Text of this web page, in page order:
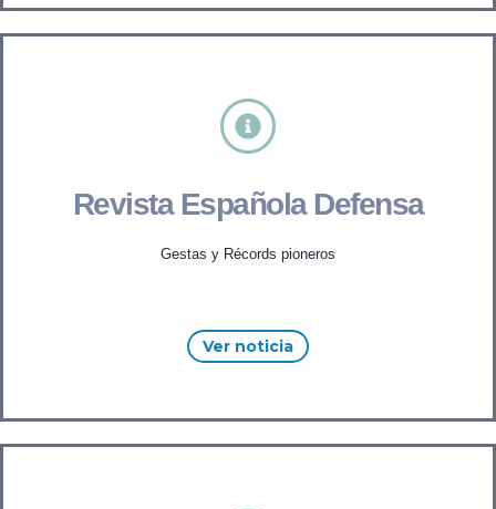
Revista Española Defensa
Gestas y Récords pioneros
Ver noticia